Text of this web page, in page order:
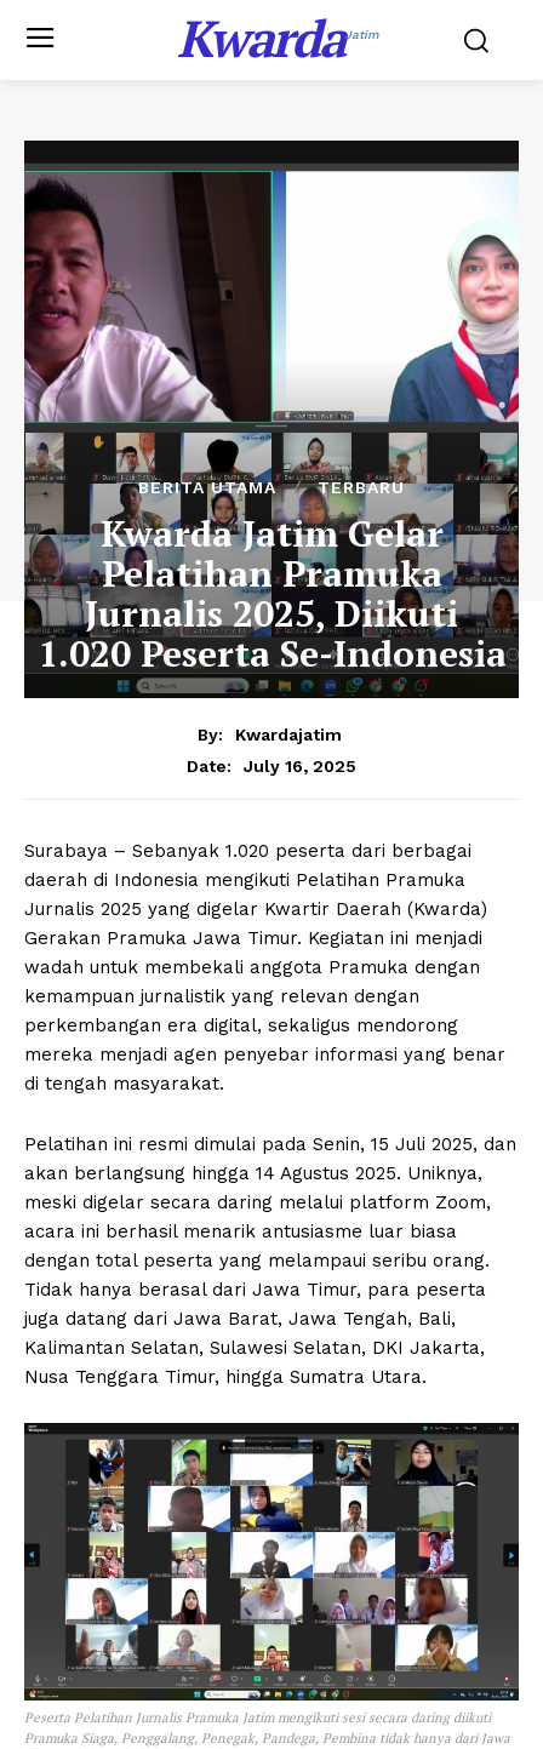
KwardaJatim
BERITA UTAMA TERBARU
Kwarda Jatim Gelar
Pelatihan Pramuka
Jurnalis 2025, Diikuti
1.020 Peserta Se-Indonesia
By:
Kwardajatim
Date:
July 16, 2025
Surabaya – Sebanyak 1.020 peserta dari berbagai
daerah di Indonesia mengikuti Pelatihan Pramuka
Jurnalis 2025 yang digelar Kwartir Daerah (Kwarda)
Gerakan Pramuka Jawa Timur. Kegiatan ini menjadi
wadah untuk membekali anggota Pramuka dengan
kemampuan jurnalistik yang relevan dengan
perkembangan era digital, sekaligus mendorong
mereka menjadi agen penyebar informasi yang benar
di tengah masyarakat.
Pelatihan ini resmi dimulai pada Senin, 15 Juli 2025, dan
akan berlangsung hingga 14 Agustus 2025. Uniknya,
meski digelar secara daring melalui platform Zoom,
acara ini berhasil menarik antusiasme luar biasa
dengan total peserta yang melampaui seribu orang.
Tidak hanya berasal dari Jawa Timur, para peserta
juga datang dari Jawa Barat, Jawa Tengah, Bali,
Kalimantan Selatan, Sulawesi Selatan, DKI Jakarta,
Nusa Tenggara Timur, hingga Sumatra Utara.
Peserta Pelatihan Jurnalis Pramuka Jatim mengikuti sesi secara daring diikuti
Pramuka Siaga, Penggalang, Penegak, Pandega, Pembina tidak hanya dari Jawa